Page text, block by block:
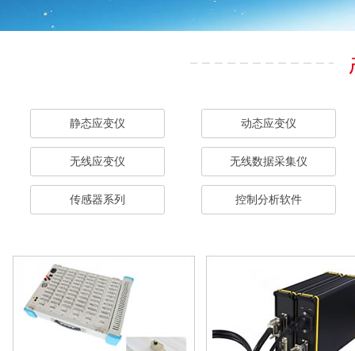
静态应变仪 动态应变仪
无线应变仪 无线数据采集仪
传感器系列 控制分析软件